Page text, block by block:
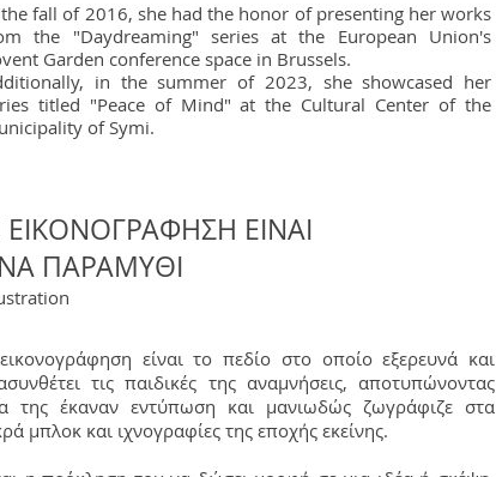
fall of 2016, she had the honor of presenting her works
the "Daydreaming" series at the European Union's
Garden conference space in Brussels.
in the summer of 2023, she showcased her
titled "Peace of Mind" at the Cultural Center of the
of Symi.
ΕΙΚΟΝΟΓΡΑΦΗΣΗ ΕΙΝΑΙ
ΠΑΡΑΜΥΘΙ
είναι το πεδίο στο οποίο εξερευνά και
τις παιδικές της αναμνήσεις, αποτυπώνοντας
της έκαναν εντύπωση και μανιωδώς ζωγράφιζε στα
μπλοκ και ιχνογραφίες της εποχής εκείνης.